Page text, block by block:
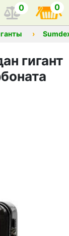
0 0
гигант